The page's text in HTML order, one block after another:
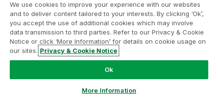
이 페이지가 도움이 되었습니까?
이 페이지 또는 해당 콘텐츠에서 오타, 누락된 단계 또는 기
술적 오류와 같은 문제를 발견하면 알려 주십시오!
여기에 피드백을 남겨주십시오.
We use cookies to improve your experience with our websites
and to deliver content tailored to your interests. By clicking ‘Ok’,
you accept the use of additional cookies which may involve
data transmission to third parties. Refer to our Privacy & Cookie
Notice or click ‘More Information’ for details on cookie usage on
our sites. Privacy & Cookie Notice
Ok
More Information